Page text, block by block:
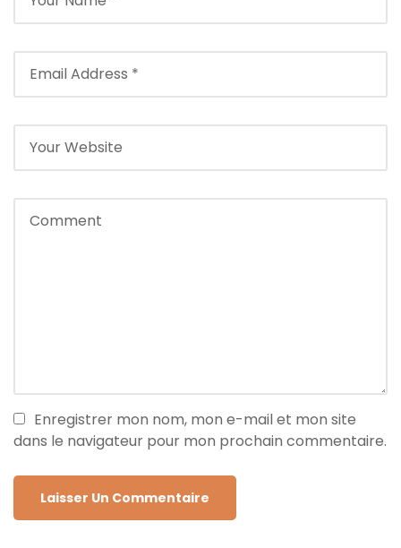
Enregistrer mon nom, mon e-mail et mon site
dans le navigateur pour mon prochain commentaire.